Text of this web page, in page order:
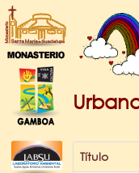
Título